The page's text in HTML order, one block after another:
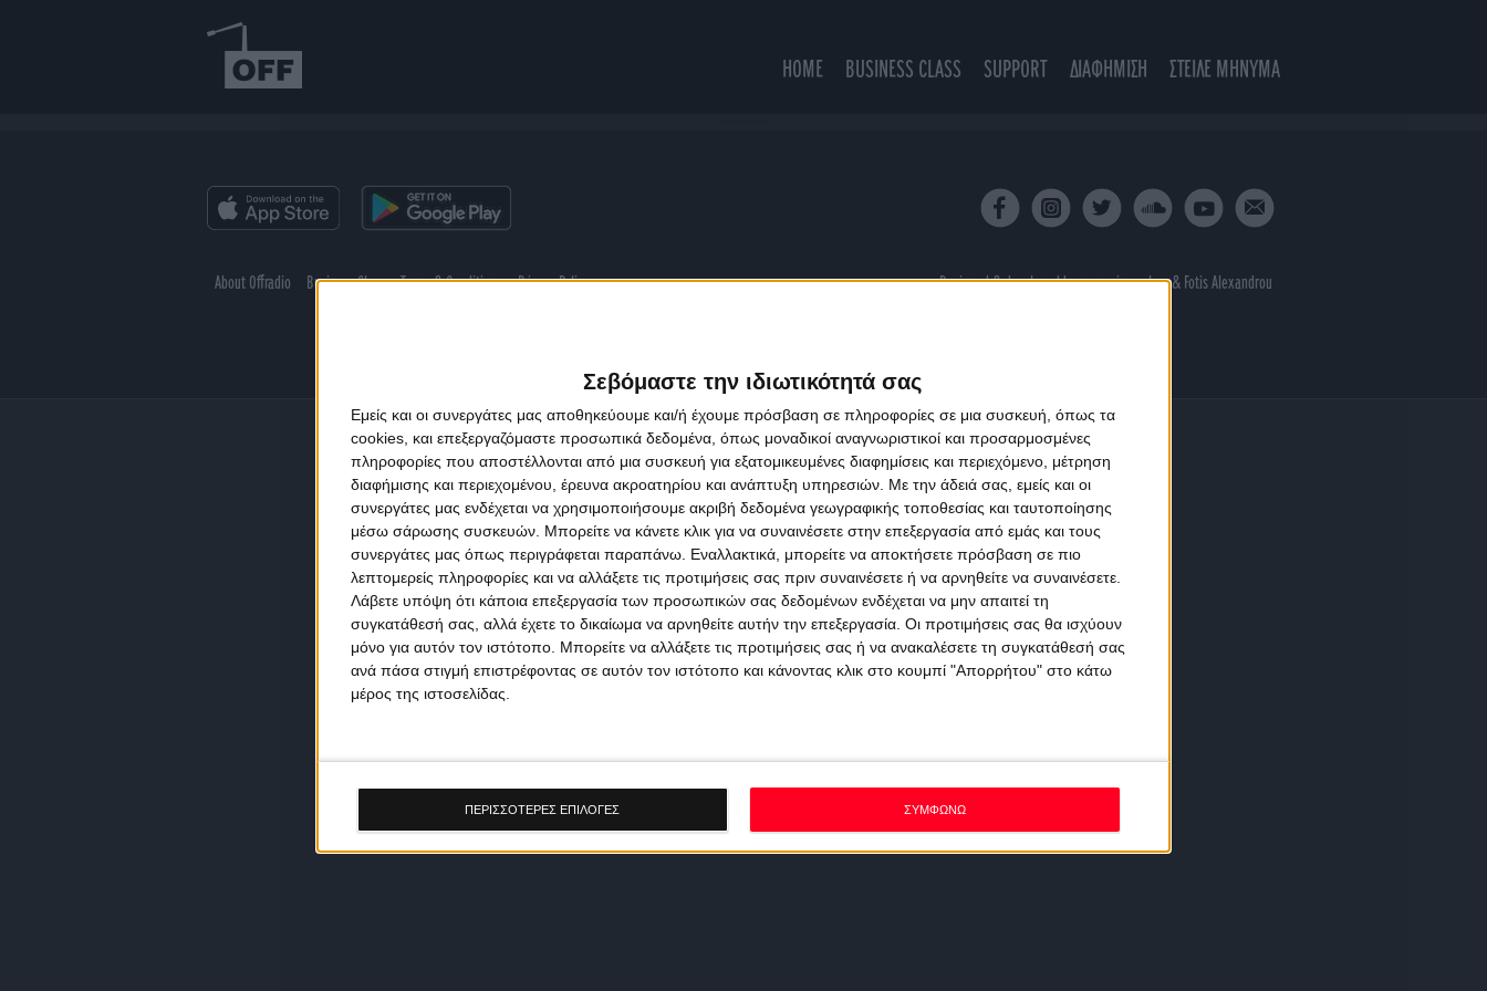
Σεβόμαστε την ιδιωτικότητά σας
Εμείς και οι συνεργάτες μας αποθηκεύουμε και/ή έχουμε πρόσβαση σε πληροφορίες σε μια συσκευή, όπως τα
cookies, και επεξεργαζόμαστε προσωπικά δεδομένα, όπως μοναδικοί αναγνωριστικοί και προσαρμοσμένες
πληροφορίες που αποστέλλονται από μια συσκευή για εξατομικευμένες διαφημίσεις και περιεχόμενο, μέτρηση
διαφήμισης και περιεχομένου, έρευνα ακροατηρίου και ανάπτυξη υπηρεσιών. Με την άδειά σας, εμείς και οι
συνεργάτες μας ενδέχεται να χρησιμοποιήσουμε ακριβή δεδομένα γεωγραφικής τοποθεσίας και ταυτοποίησης
μέσω σάρωσης συσκευών. Μπορείτε να κάνετε κλικ για να συναινέσετε στην επεξεργασία από εμάς και τους
συνεργάτες μας όπως περιγράφεται παραπάνω. Εναλλακτικά, μπορείτε να αποκτήσετε πρόσβαση σε πιο
λεπτομερείς πληροφορίες και να αλλάξετε τις προτιμήσεις σας πριν συναινέσετε ή να αρνηθείτε να συναινέσετε.
Λάβετε υπόψη ότι κάποια επεξεργασία των προσωπικών σας δεδομένων ενδέχεται να μην απαιτεί τη
συγκατάθεσή σας, αλλά έχετε το δικαίωμα να αρνηθείτε αυτήν την επεξεργασία. Οι προτιμήσεις σας θα ισχύουν
μόνο για αυτόν τον ιστότοπο. Μπορείτε να αλλάξετε τις προτιμήσεις σας ή να ανακαλέσετε τη συγκατάθεσή σας
ανά πάσα στιγμή επιστρέφοντας σε αυτόν τον ιστότοπο και κάνοντας κλικ στο κουμπί "Απορρήτου" στο κάτω
μέρος της ιστοσελίδας.
ΠΕΡΙΣΣΟΤΕΡΕΣ ΕΠΙΛΟΓΕΣ ΣΥΜΦΩΝΩ
HOME BUSINESS CLASS SUPPORT ΔΙΑΦΗΜΙΣΗ ΣΤΕΙΛΕ ΜΗΝΥΜΑ
About Offradio Business Class Terms & Conditions Privacy Policy Designed & developed byporcupine colors& Fotis Alexandrou